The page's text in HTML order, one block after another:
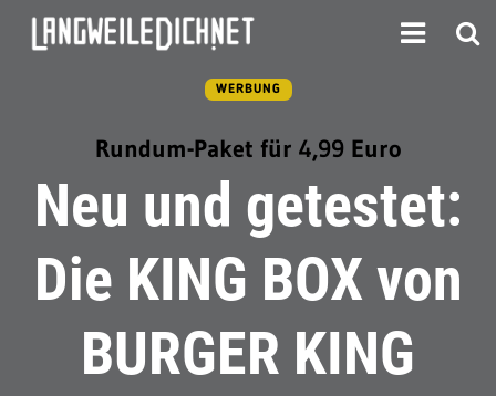
WERBUNG
Rundum-Paket für 4,99 Euro
Neu und getestet:
Die KING BOX von
BURGER KING